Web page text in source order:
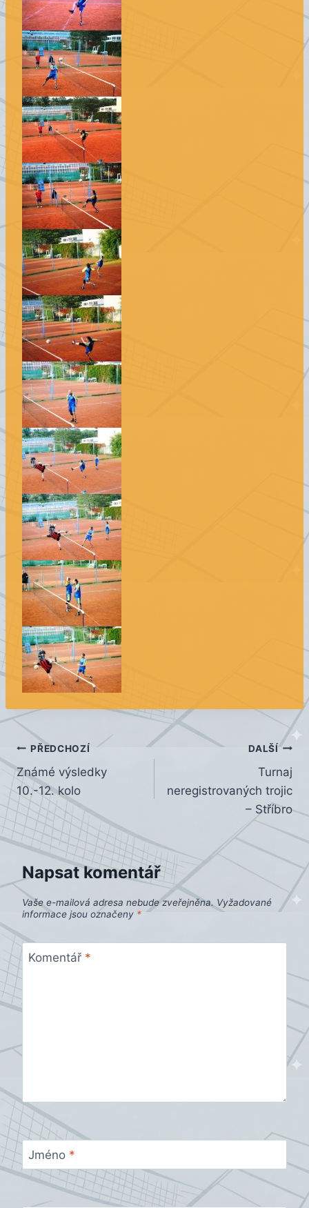
Navigace
pro
příspěvek
PŘEDCHOZÍ
Známé výsledky
10.-12. kolo
DALŠÍ
Turnaj
neregistrovaných trojic
– Stříbro
Napsat komentář
Vaše e-mailová adresa nebude zveřejněna. Vyžadované
informace jsou označeny *
Komentář *
Jméno *